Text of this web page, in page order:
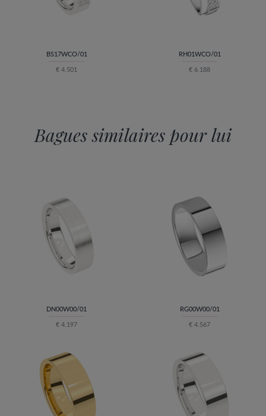
BS17WCO/01
€ 4.501
RH01WCO/01
€ 6.188
Bagues similaires pour lui
DN00W00/01
€ 4.197
RG00W00/01
€ 4.567